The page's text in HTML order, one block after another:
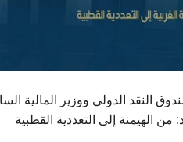
النقد الدولي ووزير
من الهيمنة إلى التعددية القطبية